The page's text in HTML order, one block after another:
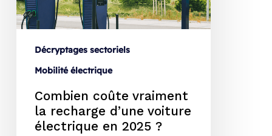
Décryptages sectoriels
Mobilité électrique
Combien coûte vraiment
la recharge d’une voiture
électrique en 2025 ?